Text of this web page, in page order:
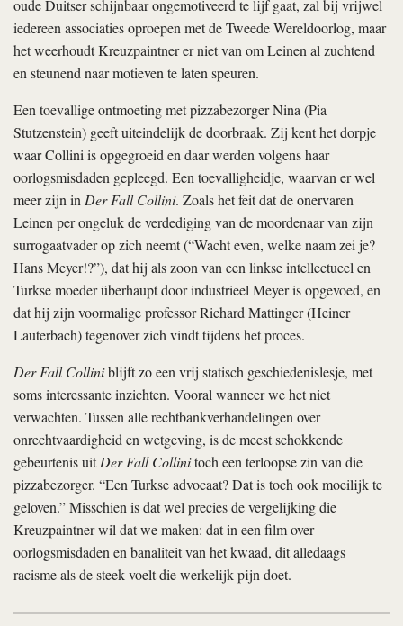
oude Duitser schijnbaar ongemotiveerd te lijf gaat, zal bij vrijwel
iedereen associaties oproepen met de Tweede Wereldoorlog, maar
het weerhoudt Kreuzpaintner er niet van om Leinen al zuchtend
en steunend naar motieven te laten speuren.
Een toevallige ontmoeting met pizzabezorger Nina (Pia
Stutzenstein) geeft uiteindelijk de doorbraak. Zij kent het dorpje
waar Collini is opgegroeid en daar werden volgens haar
oorlogsmisdaden gepleegd. Een toevalligheidje, waarvan er wel
meer zijn inDer Fall Collini. Zoals het feit dat de onervaren
Leinen per ongeluk de verdediging van de moordenaar van zijn
surrogaatvader op zich neemt (“Wacht even, welke naam zei je?
Hans Meyer!?”), dat hij als zoon van een linkse intellectueel en
Turkse moeder überhaupt door industrieel Meyer is opgevoed, en
dat hij zijn voormalige professor Richard Mattinger (Heiner
Lauterbach) tegenover zich vindt tijdens het proces.
Der Fall Colliniblijft zo een vrij statisch geschiedenislesje, met
soms interessante inzichten. Vooral wanneer we het niet
verwachten. Tussen alle rechtbankverhandelingen over
onrechtvaardigheid en wetgeving, is de meest schokkende
gebeurtenis uitDer Fall Collinitoch een terloopse zin van die
pizzabezorger. “Een Turkse advocaat? Dat is toch ook moeilijk te
geloven.” Misschien is dat wel precies de vergelijking die
Kreuzpaintner wil dat we maken: dat in een film over
oorlogsmisdaden en banaliteit van het kwaad, dit alledaags
racisme als de steek voelt die werkelijk pijn doet.